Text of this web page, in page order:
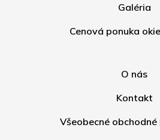
Galéria
Cenová ponuka
O nás
Kontakt
Všeobecné